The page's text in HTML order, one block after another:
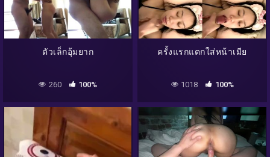
ตัวเล็กอุ้มยาก
260 100%
ครั้งแรกแตกใส่หน้าเมีย
1018 100%